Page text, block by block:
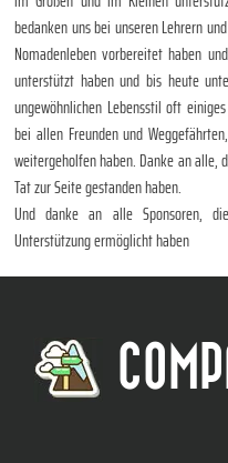
bedanken uns bei unseren Lehrern
Nomadenleben vorbereitet haben
unterstützt haben und bis heute
ungewöhnlichen Lebensstil oft
bei allen Freunden und
weitergeholfen haben. Danke an alle,
Tat zur Seite gestanden haben.
Und danke an alle Sponsoren,
Unterstützung ermöglicht haben